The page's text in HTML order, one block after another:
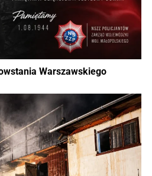
Warszawskiego